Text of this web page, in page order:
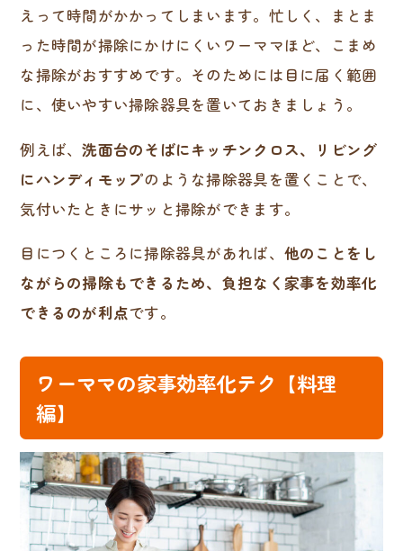
えって時間がかかってしまいます。忙しく、まとま
った時間が掃除にかけにくいワーママほど、こまめ
な掃除がおすすめです。そのためには目に届く範囲
に、使いやすい掃除器具を置いておきましょう。
例えば、洗面台のそばにキッチンクロス、リビング
にハンディモップのような掃除器具を置くことで、
気付いたときにサッと掃除ができます。
目につくところに掃除器具があれば、 他のことをし
ながらの掃除もできるため、負担なく家事を効率化
できるのが利点です。
ワーママの家事効率化テク【料理
編】